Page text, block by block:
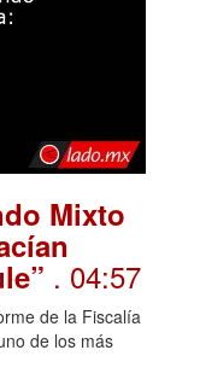
Mixto
. 04:57
de la Fiscalía
de los más